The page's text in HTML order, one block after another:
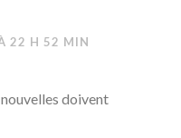
22 H 52 MIN
doivent